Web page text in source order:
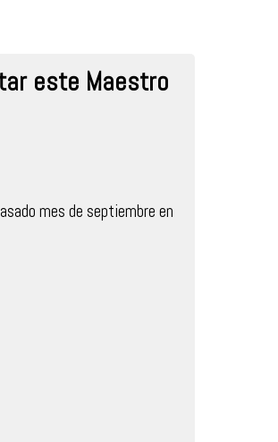
este Maestro
mes de septiembre en